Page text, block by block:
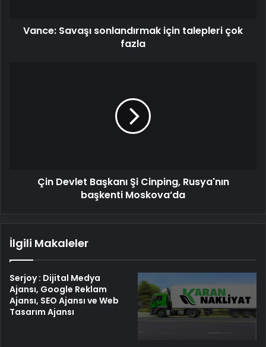
Vance: Savaşı sonlandırmak için talepleri çok
fazla
Çin Devlet Başkanı Şi Cinping, Rusya'nın
başkenti Moskova’da
İlgili Makaleler
Serjoy : Dijital Medya
Ajansı, Google Reklam
Ajansı, SEO Ajansı ve Web
Tasarım Ajansı